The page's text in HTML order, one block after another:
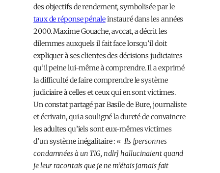
des objectifs de rendement, symbolisée par le
taux de réponse pénaleinstauré dans les années
2000. Maxime Gouache, avocat, a décrit les
dilemmes auxquels il fait face lorsqu’il doit
expliquer à ses client·es des décisions judiciaires
qu’il peine lui-même à comprendre. Il a exprimé
la difficulté de faire comprendre le système
judiciaire à celles et ceux qui en sont victimes.
Un constat partagé par Basile de Bure, journaliste
et écrivain, qui a souligné la dureté de convaincre
les adultes qu’iels sont eux-mêmes victimes
d’un système inégalitaire : « Ils [personnes
condamnées à un TIG, ndlr] hallucinaient quand
je leur racontais que je ne m’étais jamais fait